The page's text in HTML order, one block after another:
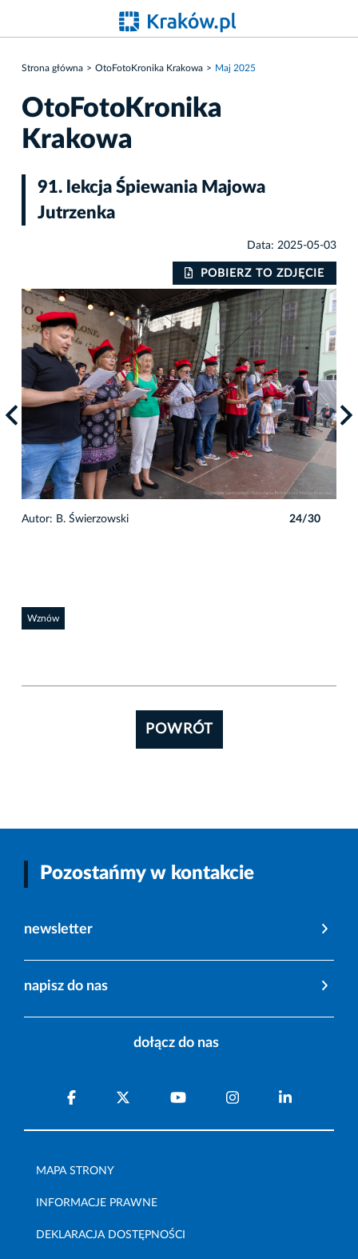
Strona główna OtoFotoKronika Krakowa Maj 2025
OtoFotoKronika
Krakowa
91. lekcja Śpiewania Majowa
Jutrzenka
Data: 2025-05-03
POBIERZ TO ZDJĘCIE
Autor: B. Świerzowski 24/30
Wznów
POWRÓT
Pozostańmy w kontakcie
newsletter
napisz do nas
dołącz do nas
MAPA STRONY
INFORMACJE PRAWNE
DEKLARACJA DOSTĘPNOŚCI